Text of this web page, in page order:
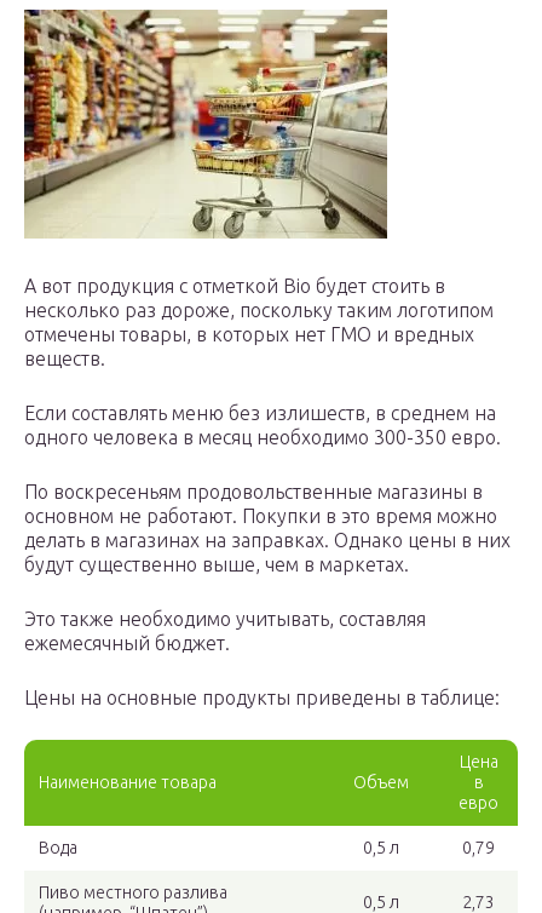
А вот продукция с отметкой Bio будет стоить в
несколько раз дороже, поскольку таким логотипом
отмечены товары, в которых нет ГМО и вредных
веществ.
Если составлять меню без излишеств, в среднем на
одного человека в месяц необходимо 300-350 евро.
По воскресеньям продовольственные магазины в
основном не работают. Покупки в это время можно
делать в магазинах на заправках. Однако цены в них
будут существенно выше, чем в маркетах.
Это также необходимо учитывать, составляя
ежемесячный бюджет.
Цены на основные продукты приведены в таблице:
Наименование товара Объем
Цена
в
евро
Вода 0,5 л 0,79
Пиво местного разлива
0,5 л 2,73